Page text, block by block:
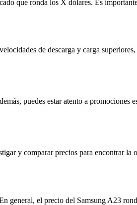
que ronda los X dólares. Es
de descarga y carga
puedes estar atento a promociones
y comparar precios para encontrar la
general, el precio del Samsung A23